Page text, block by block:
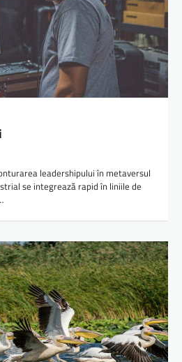
leadershipului în metaversul
se integrează rapid în liniile de